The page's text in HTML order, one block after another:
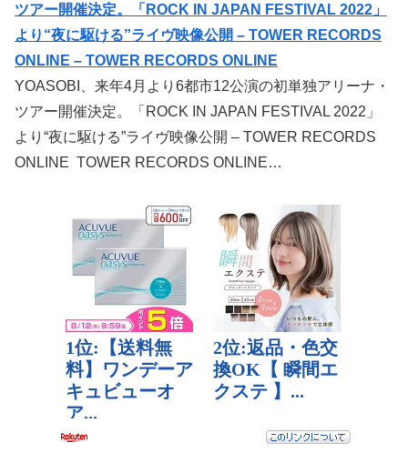
ツアー開催決定。「ROCK IN JAPAN FESTIVAL 2022」
より“夜に駆ける”ライヴ映像公開 – TOWER RECORDS
ONLINE – TOWER RECORDS ONLINE
YOASOBI、来年4月より6都市12公演の初単独アリーナ・
ツアー開催決定。「ROCK IN JAPAN FESTIVAL 2022」
より“夜に駆ける”ライヴ映像公開 – TOWER RECORDS
ONLINE TOWER RECORDS ONLINE…